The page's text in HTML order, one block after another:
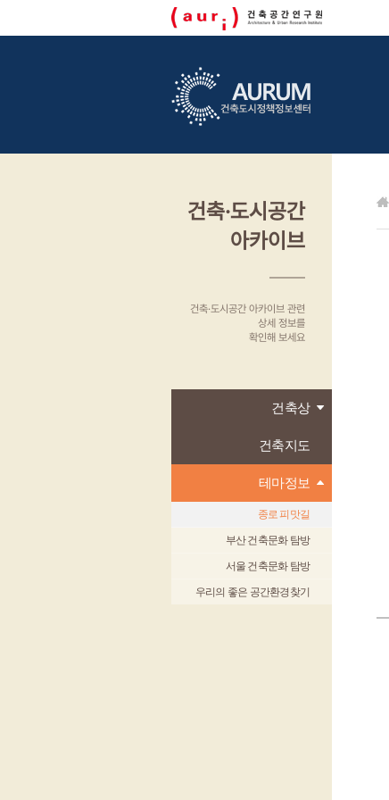
건축·도시공간
아카이브
건축·도시공간 아카이브 관련
상세 정보를
확인해 보세요
건축상
건축지도
테마정보
종로 피맛길
부산 건축문화 탐방
서울 건축문화 탐방
우리의 좋은 공간환경찾기